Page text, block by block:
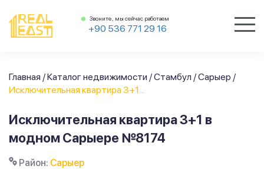
Звоните, мы сейчас работаем
+90 536 771 29 16
Главная /Каталог недвижимости /Стамбул /Сарыер /
Исключительная квартира 3+1...
Исключительная квартира 3+1 в
модном Сарыере №8174
Район: Сарыер